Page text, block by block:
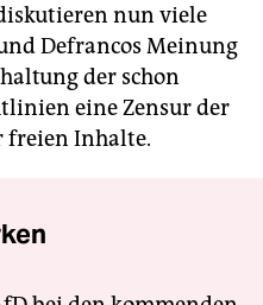
nun viele
Defrancos Meinung
der schon
eine Zensur der
freien Inhalte.